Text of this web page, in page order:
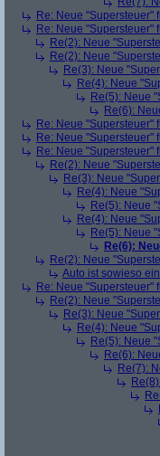
Re: Neue "Supersteuer"
Re: Neue "Supersteuer"
Re(2): Neue
Re(2): Neue
Re(3): Neue
Re(4): Neue
Re(5): Neue
Re(6):
Re: Neue "Supersteuer"
Re: Neue "Supersteuer"
Re: Neue "Supersteuer"
Re(2): Neue
Re(3): Neue
Re(4): Neue
Re(5): Neue
Re(4): Neue
Re(5): Neue
Re(6):
Re(2): Neue
Auto ist sowieso
Re: Neue "Supersteuer"
Re(2): Neue
Re(3): Neue
Re(4): Neue
Re(5): Neue
Re(6):
Re(7):